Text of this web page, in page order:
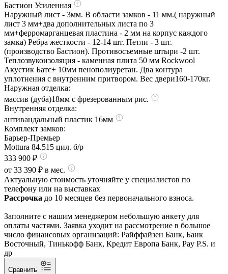
Бастион Усиленная
Наружный лист - 3мм. В области замков - 11 мм.( наружный
лист 3 мм+два дополнительных листа по 3
мм+ферромарганцевая пластина - 2 мм на корпус каждого
замка) Ребра жесткости - 12-14 шт. Петли - 3 шт.
(производство Бастион). Противосъемные штыри -2 шт.
Теплозвукоизоляция - каменная плита 50 мм Rockwool
Акустик Батс+ 10мм пенополиуретан. Два контура
уплотнения с внутренним притвором. Вес двери160-170кг.
Наружная отделка:
массив (дуба)18мм с фрезерованным рис.
Внутренняя отделка:
антивандальный пластик 16мм
Комплект замков:
Барьер-Премьер
Mottura 84.515 цил. б/р
333 900 ₽
от 33 390 ₽ в мес.
Актуальную стоимость уточняйте у специалистов по
телефону или на выставках
Рассрочка до 10 месяцев без первоначального взноса.
Заполните с нашим менеджером небольшую анкету для
оплаты частями. Заявка уходит на рассмотрение в большое
число финансовых организаций: Райффайзен Банк, Банк
Восточный, Тинькофф Банк, Кредит Европа Банк, Pay P.S. и
др
Сравнить